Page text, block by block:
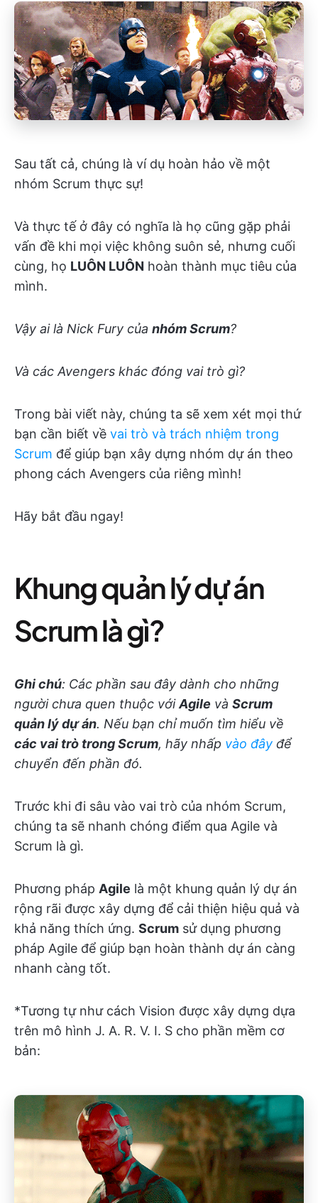
Sau tất cả, chúng là ví dụ hoàn hảo về một
nhóm Scrum thực sự!
Và thực tế ở đây có nghĩa là họ cũng gặp phải
vấn đề khi mọi việc không suôn sẻ, nhưng cuối
cùng, họ LUÔN LUÔN hoàn thành mục tiêu của
mình.
Vậy ai là Nick Fury của nhóm Scrum?
Và các Avengers khác đóng vai trò gì?
Trong bài viết này, chúng ta sẽ xem xét mọi thứ
bạn cần biết về vai trò và trách nhiệm trong
Scrum để giúp bạn xây dựng nhóm dự án theo
phong cách Avengers của riêng mình!
Hãy bắt đầu ngay!
Khung quản lý dự án
Scrum là gì?
Ghi chú: Các phần sau đây dành cho những
người chưa quen thuộc vớiAgile và Scrum
quản lý dự án. Nếu bạn chỉ muốn tìm hiểu về
các vai trò trong Scrum, hãy nhấp vào đây để
chuyển đến phần đó.
Trước khi đi sâu vào vai trò của nhóm Scrum,
chúng ta sẽ nhanh chóng điểm qua Agile và
Scrum là gì.
Phương pháp Agile là một khung quản lý dự án
rộng rãi được xây dựng để cải thiện hiệu quả và
khả năng thích ứng. Scrum sử dụng phương
pháp Agile để giúp bạn hoàn thành dự án càng
nhanh càng tốt.
*Tương tự như cách Vision được xây dựng dựa
trên mô hình J. A. R. V. I. S cho phần mềm cơ
bản: